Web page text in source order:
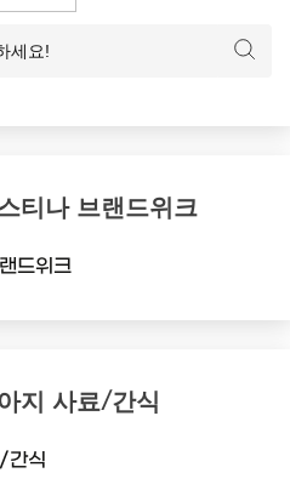
티나 브랜드위크
지 사료/간식